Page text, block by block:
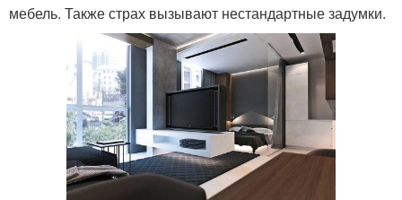
мебель. Также страх вызывают нестандартные задумки.